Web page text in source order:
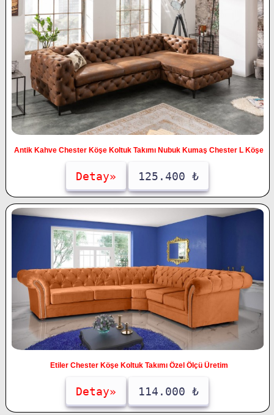
Antik Kahve Chester Köşe Koltuk Takımı Nubuk Kumaş Chester L Köşe
Detay» 125.400 ₺
Etiler Chester Köşe Koltuk Takımı Özel Ölçü Üretim
Detay» 114.000 ₺